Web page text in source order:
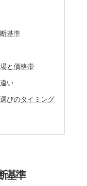
基準
と価格帯
い
びのタイミング
基準